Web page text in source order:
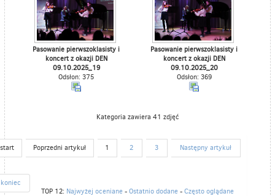
Pasowanie pierwszoklasisty i
koncert z okazji DEN
09.10.2025_19
Odsłon: 375
Pasowanie pierwszoklasisty i
koncert z okazji DEN
09.10.2025_20
Odsłon: 369
Kategoria zawiera 41 zdjęć
start Poprzedni artykuł 1 2 3 Następny artykuł
koniec
TOP 12: Najwyżej oceniane - Ostatnio dodane - Często oglądane